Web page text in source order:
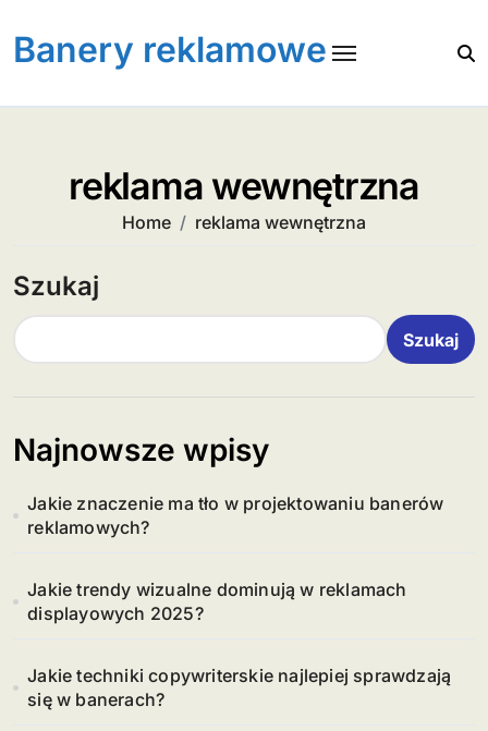
content
Banery reklamowe
reklama wewnętrzna
Home reklama wewnętrzna
Szukaj
Szukaj
Najnowsze wpisy
Jakie znaczenie ma tło w projektowaniu banerów
reklamowych?
Jakie trendy wizualne dominują w reklamach
displayowych 2025?
Jakie techniki copywriterskie najlepiej sprawdzają
się w banerach?